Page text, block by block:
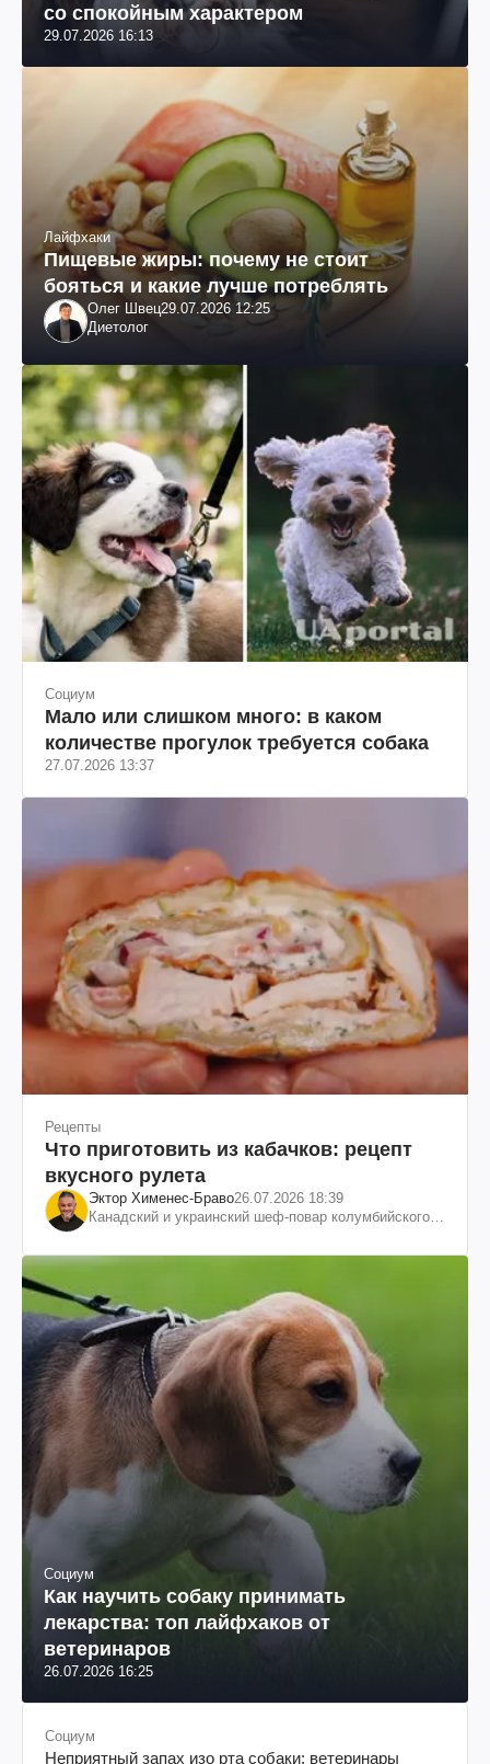
со спокойным характером
29.07.2026 16:13
Лайфхаки
Пищевые жиры: почему не стоит
бояться и какие лучше потреблять
Олег Швец29.07.2026 12:25
Диетолог
Социум
Мало или слишком много: в каком
количестве прогулок требуется собака
27.07.2026 13:37
Рецепты
Что приготовить из кабачков: рецепт
вкусного рулета
Эктор Хименес-Браво26.07.2026 18:39
Канадский и украинский шеф-повар колумбийского
Социум
Как научить собаку принимать
лекарства: топ лайфхаков от
ветеринаров
26.07.2026 16:25
Социум
Неприятный запах изо рта собаки: ветеринары